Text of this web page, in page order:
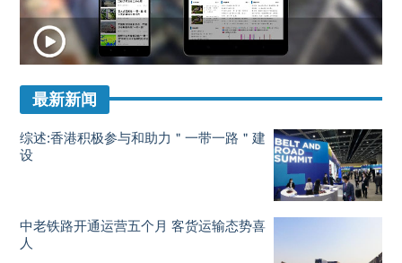
最新新闻
综述:香港积极参与和助力＂一带一路＂建
设
中老铁路开通运营五个月 客货运输态势喜
人